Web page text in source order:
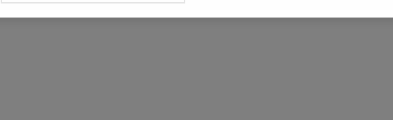
Zaufanych Partnerów i Agora S.A. na Twoim urządzeniu końcowym. Możesz w każdej